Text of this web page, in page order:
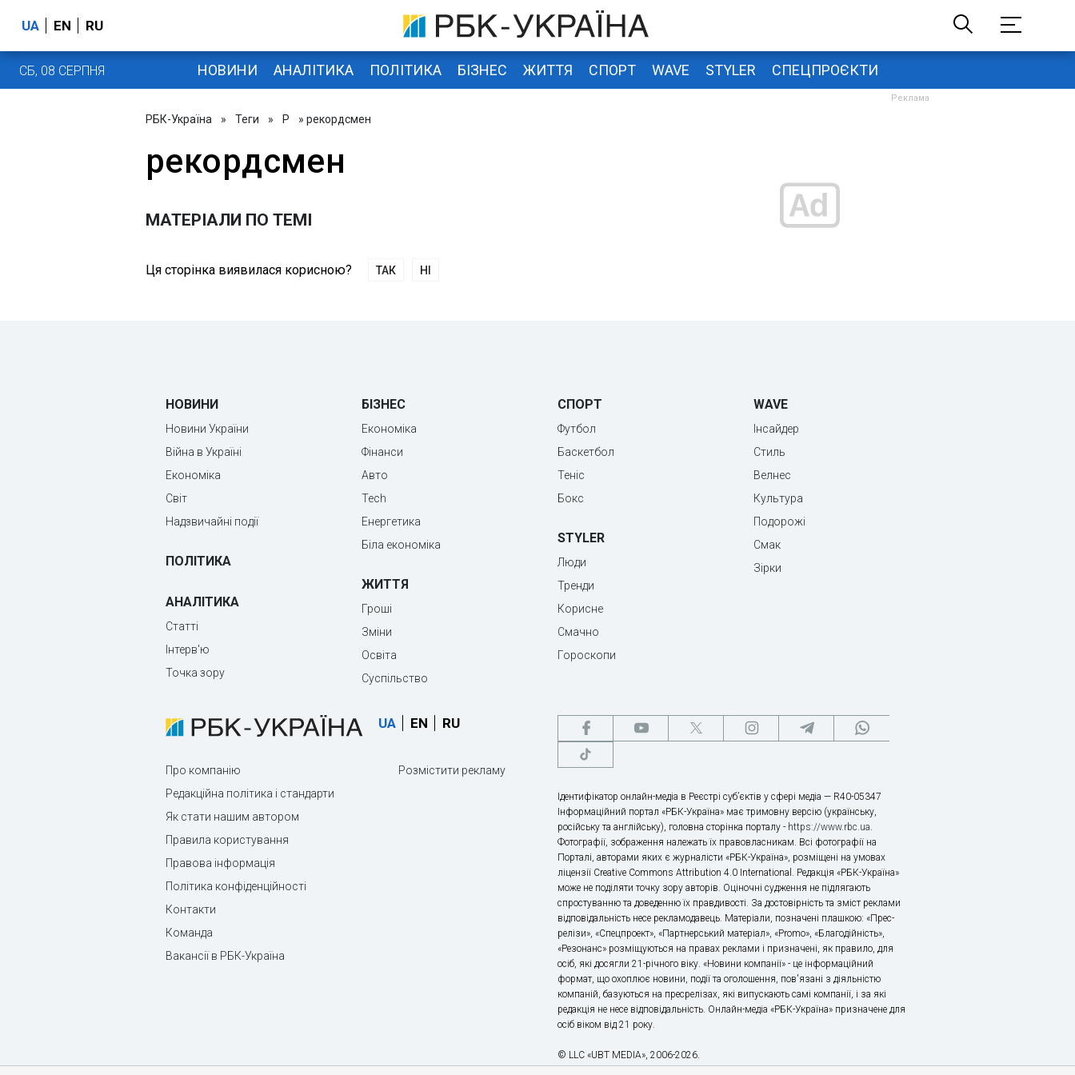
UA EN RU
СБ, 08 СЕРПНЯ НОВИНИ АНАЛІТИКА ПОЛІТИКА БІЗНЕС ЖИТТЯ СПОРТ WAVE STYLER СПЕЦПРОЄКТИ
РБК-Україна » Теги » Р » рекордсмен
рекордсмен
МАТЕРІАЛИ ПО ТЕМІ
Ця сторінка виявилася корисною? ТАК НІ
НОВИНИ
Новини України
Війна в Україні
Економіка
Світ
Надзвичайні події
ПОЛІТИКА
АНАЛІТИКА
Статті
Інтерв'ю
Точка зору
БІЗНЕС
Економіка
Фінанси
Авто
Tech
Енергетика
Біла економіка
ЖИТТЯ
Гроші
Зміни
Освіта
Суспільство
СПОРТ
Футбол
Баскетбол
Теніс
Бокс
STYLER
Люди
Тренди
Корисне
Смачно
Гороскопи
WAVE
Інсайдер
Стиль
Велнес
Культура
Подорожі
Смак
Зірки
UA EN RU
Про компанію
Редакційна політика і стандарти
Як стати нашим автором
Правила користування
Правова інформація
Політика конфіденційності
Контакти
Команда
Вакансії в РБК-Україна
Розмістити рекламу
Ідентифікатор онлайн-медіа в Реєстрі суб’єктів у сфері медіа — R40-05347
Інформаційний портал «РБК-Україна» має тримовну версію (українську,
російську та англійську), головна сторінка порталу - https://www.rbc.ua.
Фотографії, зображення належать їх правовласникам. Всі фотографії на
Порталі, авторами яких є журналісти «РБК-Україна», розміщені на умовах
ліцензії Creative Commons Attribution 4.0 International. Редакція «РБК-Україна»
може не поділяти точку зору авторів. Оціночні судження не підлягають
спростуванню та доведенню їх правдивості. За достовірність та зміст реклами
відповідальність несе рекламодавець. Матеріали, позначені плашкою: «Прес-
релізи», «Спецпроект», «Партнерський матеріал», «Promo», «Благодійність»,
«Резонанс» розміщуються на правах реклами і призначені, як правило, для
осіб, які досягли 21-річного віку. «Новини компанії» - це інформаційний
формат, що охоплює новини, події та оголошення, пов'язані з діяльністю
компаній, базуються на пресрелізах, які випускають самі компанії, і за які
редакція не несе відповідальність. Онлайн-медіа «РБК-Україна» призначене для
осіб віком від 21 року.
© LLC «UBT MEDIA», 2006-2026.